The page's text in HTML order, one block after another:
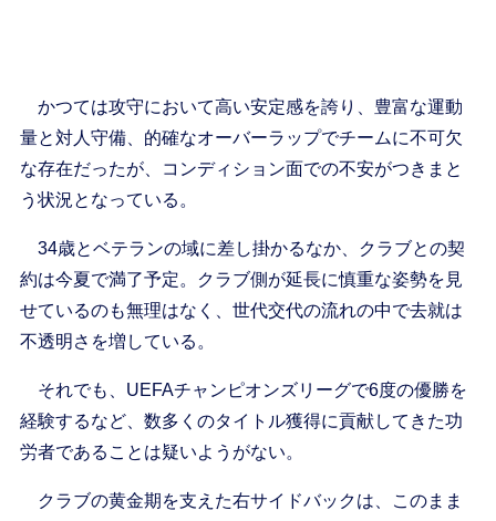
かつては攻守において高い安定感を誇り、豊富な運動
量と対人守備、的確なオーバーラップでチームに不可欠
な存在だったが、コンディション面での不安がつきまと
う状況となっている。
34歳とベテランの域に差し掛かるなか、クラブとの契
約は今夏で満了予定。クラブ側が延長に慎重な姿勢を見
せているのも無理はなく、世代交代の流れの中で去就は
不透明さを増している。
それでも、UEFAチャンピオンズリーグで6度の優勝を
経験するなど、数多くのタイトル獲得に貢献してきた功
労者であることは疑いようがない。
クラブの黄金期を支えた右サイドバックは、このまま